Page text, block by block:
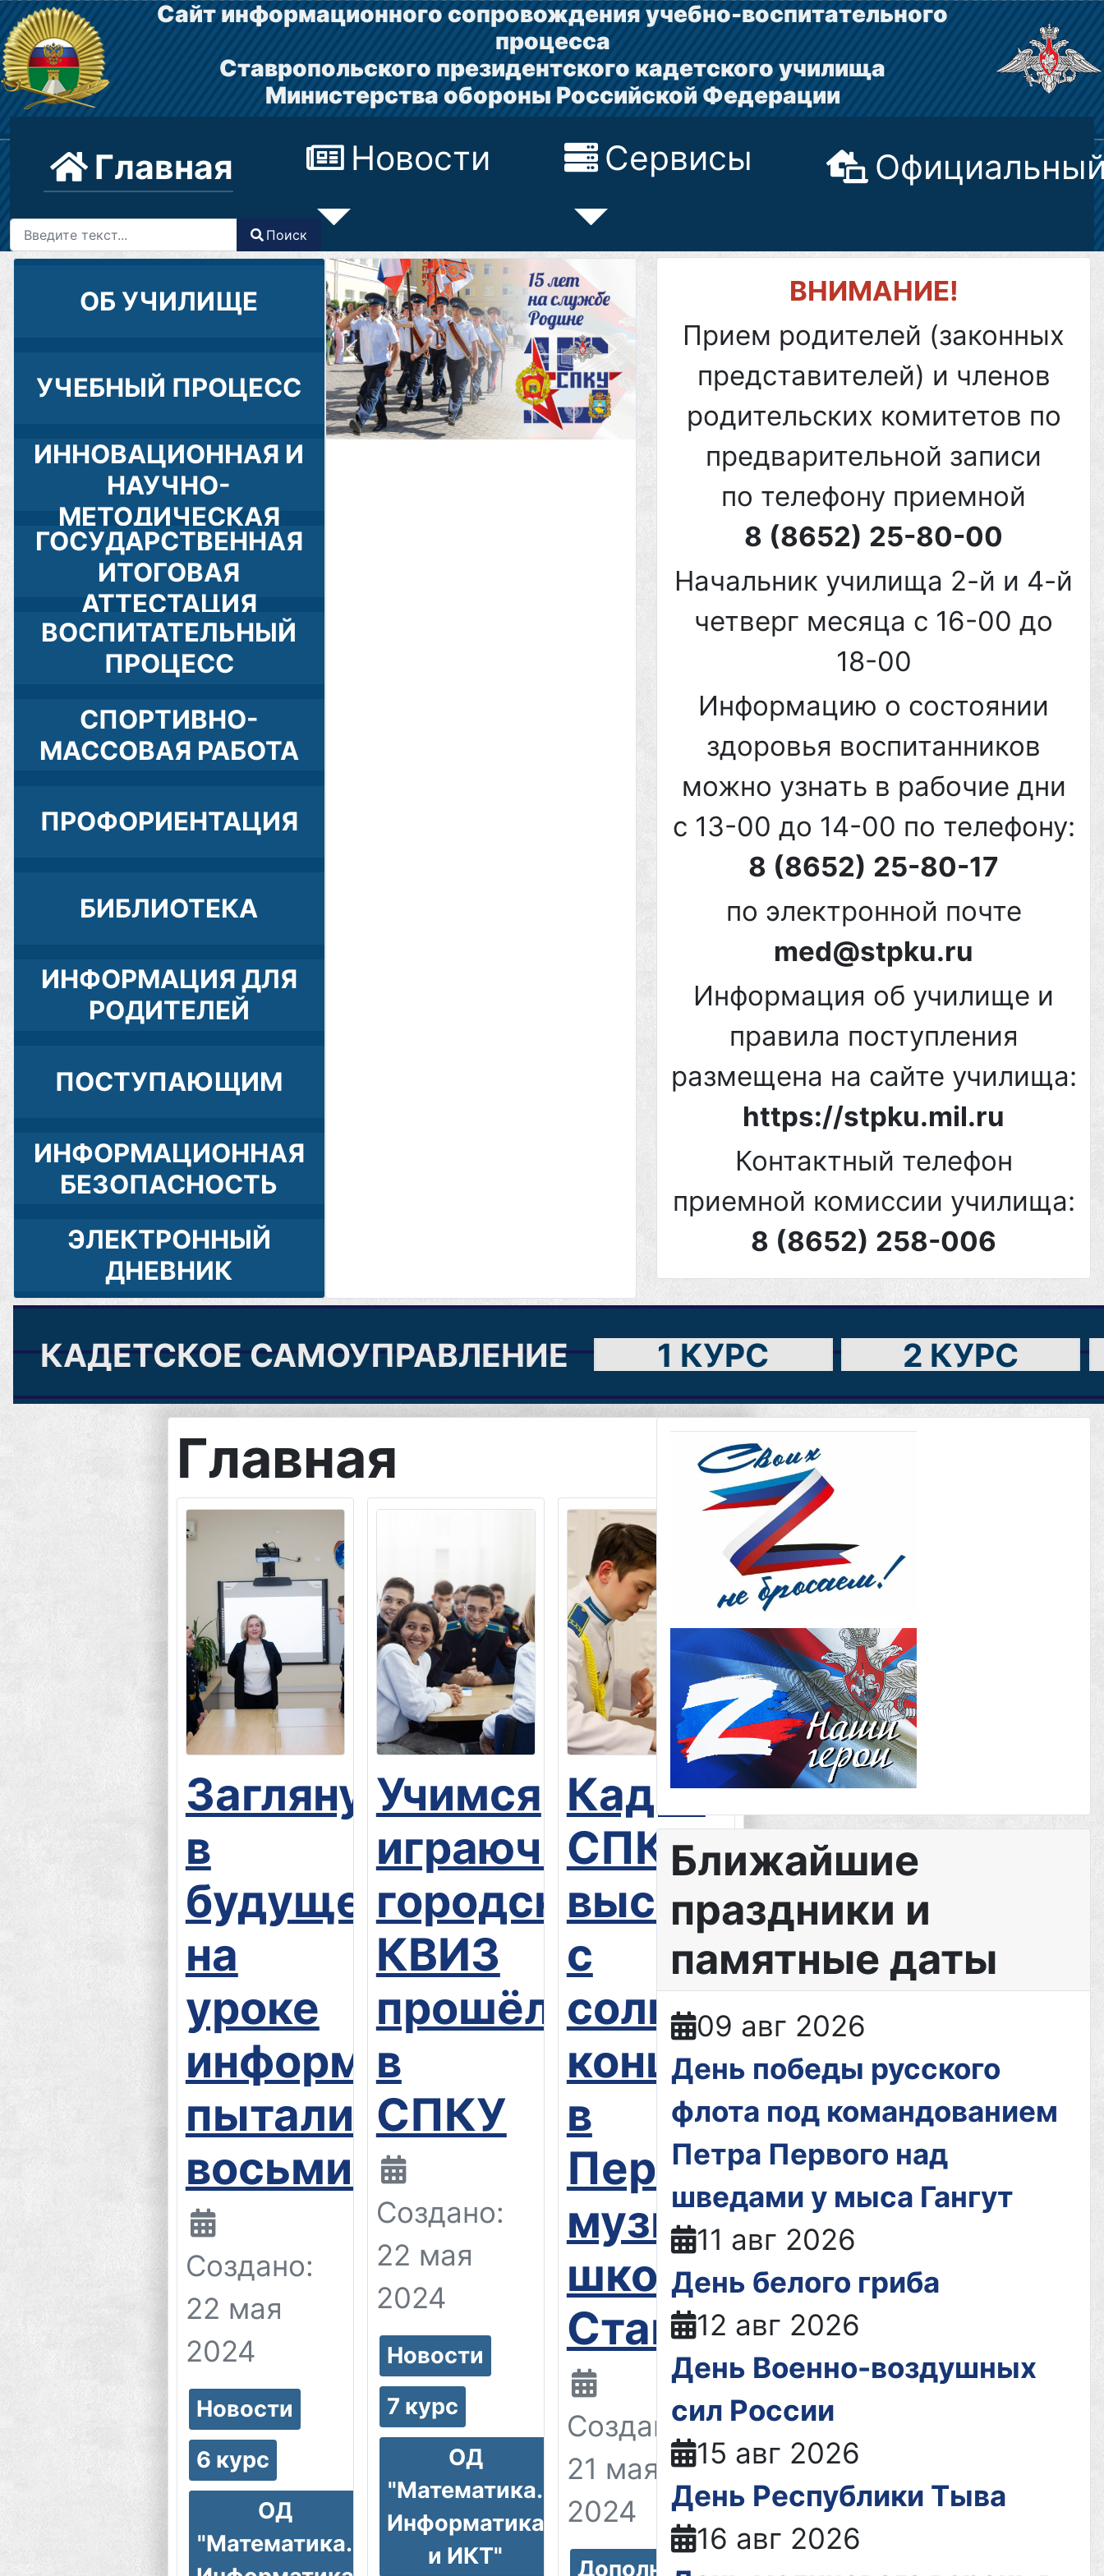
Сайт информационного сопровождения учебно-воспитательного
процесса
Ставропольского президентского кадетского училища
Министерства обороны Российской Федерации
Главная Новости Сервисы
Поиск
Type 2 or more characters for results.
Поиск
ОБ УЧИЛИЩЕ
УЧЕБНЫЙ ПРОЦЕСС
ИННОВАЦИОННАЯ И
НАУЧНО-
МЕТОДИЧЕСКАЯ
ДЕЯТЕЛЬНОСТЬ
ГОСУДАРСТВЕННАЯ
ИТОГОВАЯ
АТТЕСТАЦИЯ
ВОСПИТАТЕЛЬНЫЙ
ПРОЦЕСС
СПОРТИВНО-
МАССОВАЯ РАБОТА
ПРОФОРИЕНТАЦИЯ
БИБЛИОТЕКА
ИНФОРМАЦИЯ ДЛЯ
РОДИТЕЛЕЙ
ПОСТУПАЮЩИМ
ИНФОРМАЦИОННАЯ
БЕЗОПАСНОСТЬ
ЭЛЕКТРОННЫЙ
ДНЕВНИК
ВНИМАНИЕ!
Прием родителей (законных
представителей) и членов
родительских комитетов по
предварительной записи
по телефону приемной
8 (8652) 25-80-00
Начальник училища 2-й и 4-й
четверг месяца с 16-00 до
18-00
Информацию о состоянии
здоровья воспитанников
можно узнать в рабочие дни
с 13-00 до 14-00 по телефону:
8 (8652) 25-80-17
по электронной почте
med@stpku.ru
Информация об училище и
правила поступления
размещена на сайте училища:
https://stpku.mil.ru
Контактный телефон
приемной комиссии училища:
8 (8652) 258-006
КАДЕТСКОЕ САМОУПРАВЛЕНИЕ 1 КУРС 2 КУРС
Главная
Заглянуть
в
будущее
на
уроке
информатики
пытались
восьмиклассники
Создано:
22 мая
2024
Новости
6 курс
ОД
"Математика.
Учимся
играючи:
городской
КВИЗ
прошёл
в
СПКУ
Создано:
22 мая
2024
Новости
7 курс
ОД
"Математика.
Информатика
и ИКТ"
Кадет
СПКУ
выступил
с
сольным
концертом
в
Первой
музыкальной
школе
Ставрополя
Создано:
21 мая
2024
Дополнительное
Ближайшие
праздники и
памятные даты
09 авг 2026
День победы русского
флота под командованием
Петра Первого над
шведами у мыса Гангут
11 авг 2026
День белого гриба
12 авг 2026
День Военно-воздушных
сил России
15 авг 2026
День Республики Тыва
16 авг 2026